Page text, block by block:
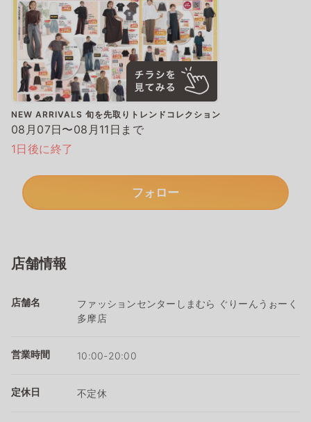
NEW ARRIVALS 旬を先取りトレンドコレクション
08月07日〜08月11日まで
1日後に終了
フォロー
店舗情報
店舗名
ファッションセンターしまむら ぐりーんうぉーく
多摩店
営業時間 10:00-20:00
定休日 不定休